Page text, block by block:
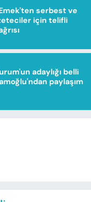
serbest ve
için telifli
adaylığı belli
paylaşım